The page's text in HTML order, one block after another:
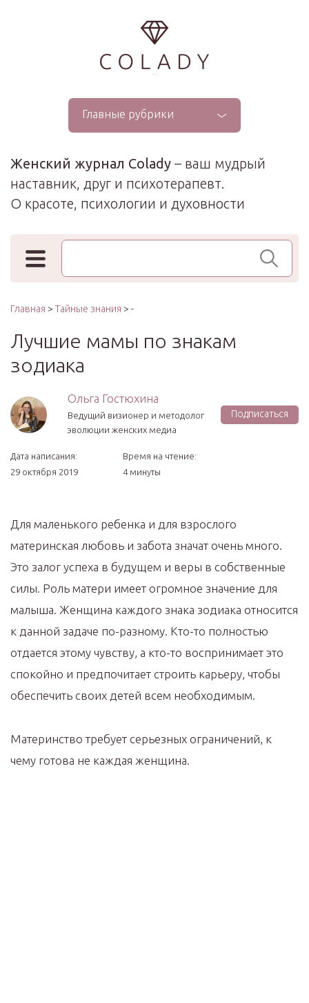
...
Главные рубрики
Женский журнал Colady – ваш мудрый
наставник, друг и психотерапевт.
О красоте, психологии и духовности
Поиск по сайту
Главная > Тайные знания > -
Лучшие мамы по знакам
зодиака
Ольга Гостюхина
Ведущий визионер и методолог
эволюции женских медиа
Подписаться
Дата написания:
29 октября 2019
Время на чтение:
4 минуты
Для маленького ребенка и для взрослого
материнская любовь и забота значат очень много.
Это залог успеха в будущем и веры в собственные
силы. Роль матери имеет огромное значение для
малыша. Женщина каждого знака зодиака относится
к данной задаче по-разному. Кто-то полностью
отдается этому чувству, а кто-то воспринимает это
спокойно и предпочитает строить карьеру, чтобы
обеспечить своих детей всем необходимым.
Материнство требует серьезных ограничений, к
чему готова не каждая женщина.